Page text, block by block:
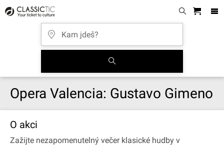
Opera Valencia: Gustavo Gimeno
O akci
Zažijte nezapomenutelný večer klasické hudby v